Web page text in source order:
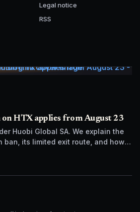
Legal notice
RSS
HTX applies from August 23
Huobi Global SA. We explain the
ban, its limited exit route, and how it